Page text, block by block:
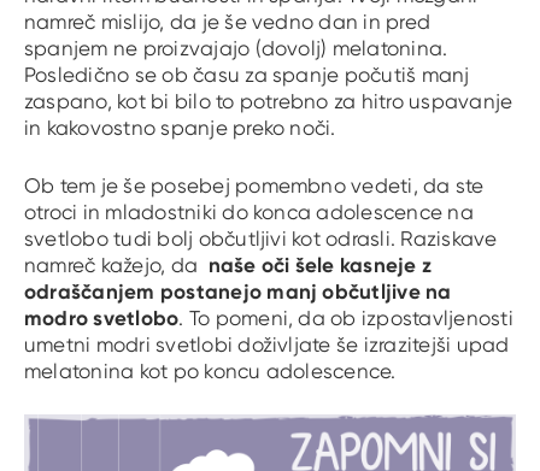
namreč mislijo, da je še vedno dan in pred
spanjem ne proizvajajo (dovolj) melatonina.
Posledično se ob času za spanje počutiš manj
zaspano, kot bi bilo to potrebno za hitro uspavanje
in kakovostno spanje preko noči.
Ob tem je še posebej pomembno vedeti, da ste
otroci in mladostniki do konca adolescence na
svetlobo tudi bolj občutljivi kot odrasli. Raziskave
namreč kažejo, da naše oči šele kasneje z
odraščanjem postanejo manj občutljive na
modro svetlobo. To pomeni, da ob izpostavljenosti
umetni modri svetlobi doživljate še izrazitejši upad
melatonina kot po koncu adolescence.